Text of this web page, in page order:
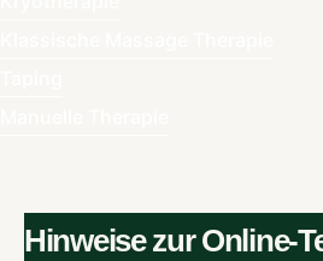
Hinweise zur Online-